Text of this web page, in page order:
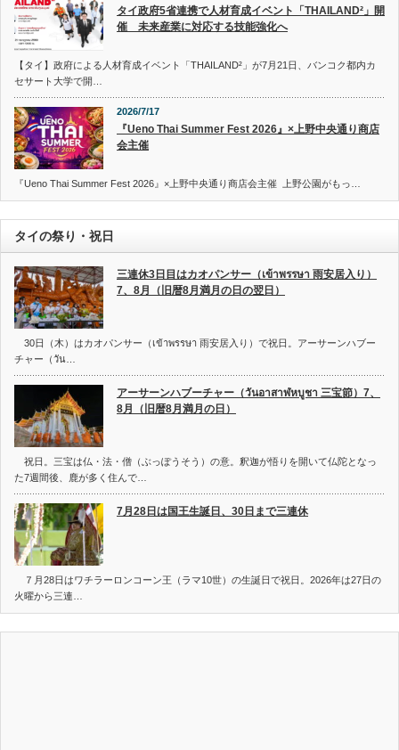
タイ政府5省連携で人材育成イベント「THAILAND²」開
催 未来産業に対応する技能強化へ
【タイ】政府による人材育成イベント「THAILAND²」が7月21日、バンコク都内カ
セサート大学で開…
2026/7/17
『Ueno Thai Summer Fest 2026』×上野中央通り商店
会主催
『Ueno Thai Summer Fest 2026』×上野中央通り商店会主催 上野公園がもっ…
タイの祭り・祝日
三連休3日目はカオパンサー（เข้าพรรษา 雨安居入り）
7、8月（旧暦8月満月の日の翌日）
30日（木）はカオパンサー（เข้าพรรษา 雨安居入り）で祝日。アーサーンハブー
チャー（วัน…
アーサーンハブーチャー（วันอาสาฬหบูชา 三宝節）7、
8月（旧暦8月満月の日）
祝日。三宝は仏・法・僧（ぶっぽうそう）の意。釈迦が悟りを開いて仏陀となっ
た7週間後、鹿が多く住んで…
7月28日は国王生誕日、30日まで三連休
７月28日はワチラーロンコーン王（ラマ10世）の生誕日で祝日。2026年は27日の
火曜から三連…